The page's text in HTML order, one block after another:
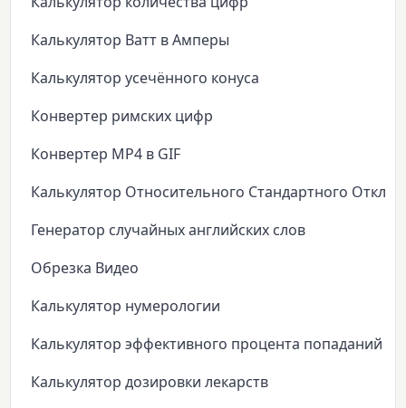
Калькулятор Ватт в Амперы
Калькулятор усечённого конуса
Конвертер римских цифр
Конвертер MP4 в GIF
Калькулятор Относительного Стандартного
Генератор случайных английских слов
Обрезка Видео
Калькулятор нумерологии
Калькулятор эффективного процента попаданий
Калькулятор дозировки лекарств